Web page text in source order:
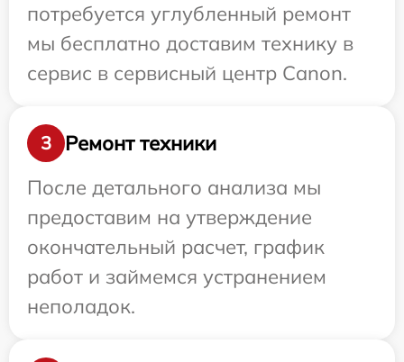
потребуется углубленный ремонт
мы бесплатно доставим технику в
сервис в сервисный центр Canon.
3
Ремонт техники
После детального анализа мы
предоставим на утверждение
окончательный расчет, график
работ и займемся устранением
неполадок.